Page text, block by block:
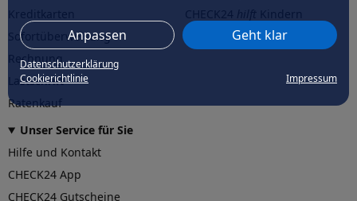
Anpassen Geht klar
Datenschutzerklärung
Cookierichtlinie
Impressum
Sofortüberweisung
Rechnung
Lastschrift
Ratenkauf
CHECK24hilftder Natur
Unser Service für Sie
Hilfe und Kontakt
CHECK24 App
CHECK24 Gutscheine